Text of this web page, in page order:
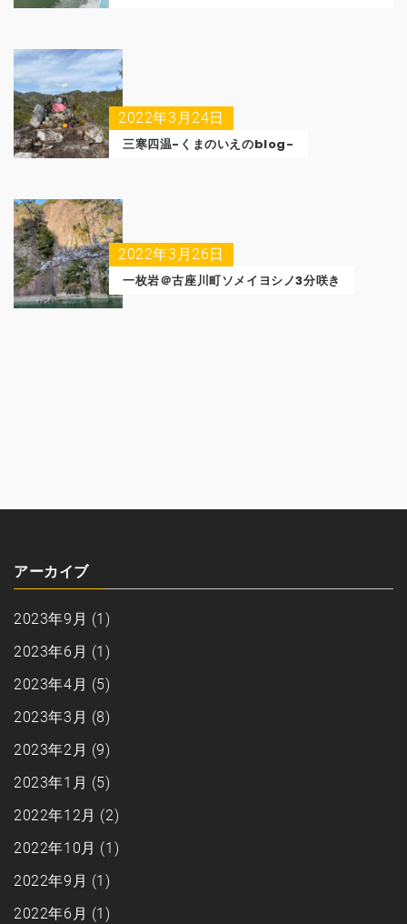
2022年3月24日
三寒四温-くまのいえのblog-
2022年3月26日
一枚岩＠古座川町ソメイヨシノ3分咲き
アーカイブ
2023年9月 (1)
2023年6月 (1)
2023年4月 (5)
2023年3月 (8)
2023年2月 (9)
2023年1月 (5)
2022年12月 (2)
2022年10月 (1)
2022年9月 (1)
2022年6月 (1)